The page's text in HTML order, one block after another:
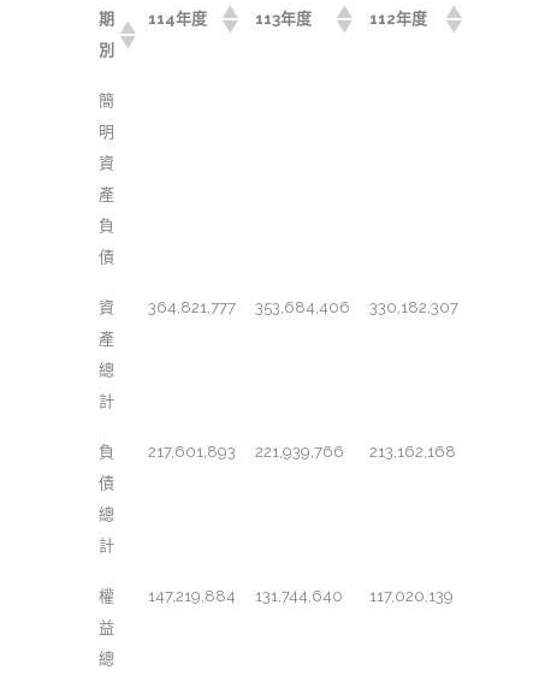
期
別
114年度 113年度 112年度
簡
明
資
產
負
債
資
產
總
計
364,821,777 353,684,406 330,182,307
負
債
總
計
217,601,893 221,939,766 213,162,168
權
益
總
147,219,884 131,744,640 117,020,139